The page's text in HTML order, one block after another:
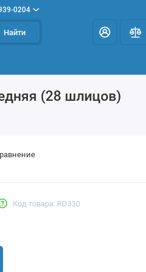
0204
Найти
(28 шлицов)
Код товара: RD330